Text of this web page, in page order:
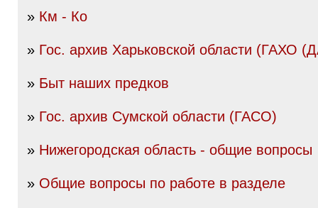
» Км - Ко
» Гос. архив Харьковской области (ГАХО
» Быт наших предков
» Гос. архив Сумской области (ГАСО)
» Нижегородская область - общие вопросы
» Общие вопросы по работе в разделе